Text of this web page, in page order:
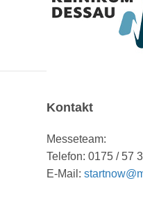
Kontakt
Messeteam:
Telefon: 0175 / 57
E-Mail: